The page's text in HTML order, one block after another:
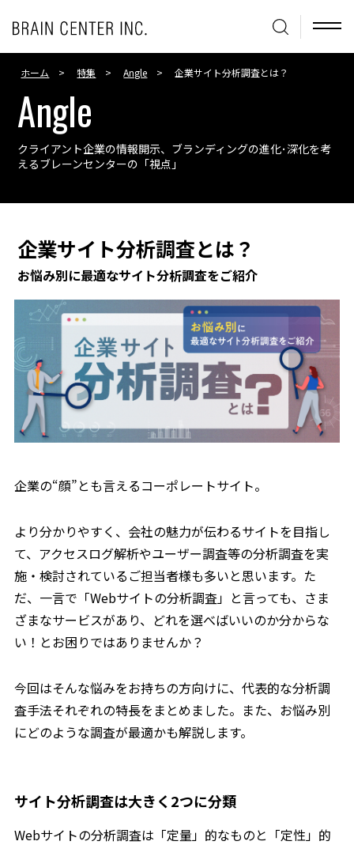
ホーム 特集 Angle 企業サイト分析調査とは？
Angle
クライアント企業の情報開示、ブランディングの進化･深化を考
えるブレーンセンターの「視点」
企業サイト分析調査とは？
お悩み別に最適なサイト分析調査をご紹介
企業の“顔”とも言えるコーポレートサイト。
より分かりやすく、会社の魅力が伝わるサイトを目指し
て、アクセスログ解析やユーザー調査等の分析調査を実
施・検討されているご担当者様も多いと思います。た
だ、一言で「Webサイトの分析調査」と言っても、さま
ざまなサービスがあり、どれを選べばいいのか分からな
い！とお困りではありませんか？
今回はそんな悩みをお持ちの方向けに、代表的な分析調
査手法それぞれの特長をまとめました。また、お悩み別
にどのような調査が最適かも解説します。
サイト分析調査は大きく2つに分類
Webサイトの分析調査は「定量」的なものと「定性」的